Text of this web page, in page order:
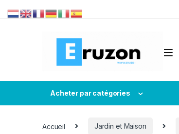
Acheter par catégories
Accueil Jardin et Maison